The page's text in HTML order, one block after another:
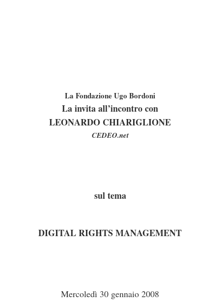
La Fondazione Ugo Bordoni
La invitaall’incontro con
LEONARDO CHIARIGLIONE
CEDEO.net
sul tema
DIGITAL RIGHTS MANAGEMENT
Mercoledì 30 gennaio 2008